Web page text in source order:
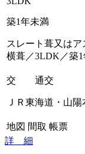
築1年未満
スレート葺又は
横葺／3LDK／築
交 通交
ＪＲ東海道・山
地図 間取 帳票
詳 細